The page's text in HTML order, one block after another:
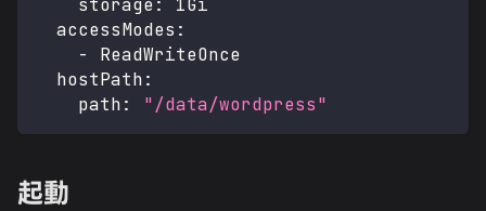
storage:
1Gi
accessModes :
-
ReadWriteOnce
hostPath:
path: "/data/wordpress"
起動